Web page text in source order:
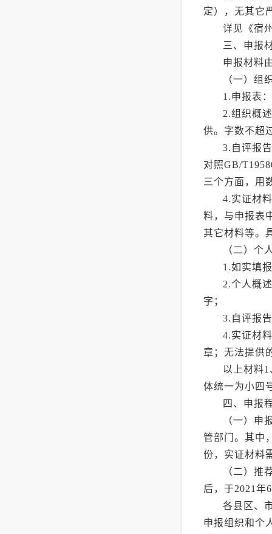
定），无其它
详见《宿
三、申报
申报材料
（一）组
1.申报表
2.组织概
供。字数不超
3.自评报
对照GB/
三个方面，用
4.实证材
料，与申报表
其它材料等。
（二）个
1.如实填
2.个人概
字；
3.自评报
4.实证材
章；无法提供
以上材料
体统一为小四
四、申报
（一）申
管部门。其中
份，实证材料
（二）推
后，于2021年
各县区、
申报组织和个